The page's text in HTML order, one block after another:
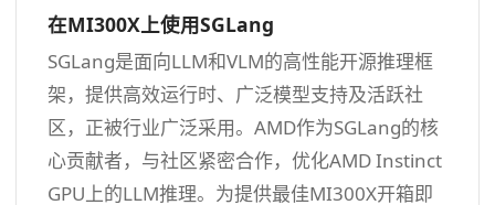
在MI300X上使用SGLang
SGLang是面向LLM和VLM的高性能开源推理框
架，提供高效运行时、广泛模型支持及活跃社
区，正被行业广泛采用。AMD作为SGLang的核
心贡献者，与社区紧密合作，优化AMD Instinct
GPU上的LLM推理。为提供最佳MI300X开箱即